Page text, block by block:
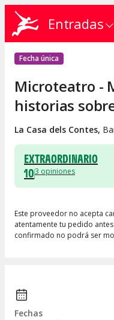
Entradas
Fecha única
Microteatro -
historias
La Casa dels Contes,
EXTRAORDINARIO
103 opiniones
Este proveedor no acepta
atentamente tu pedido
confirmado no podrá ser
Fechas